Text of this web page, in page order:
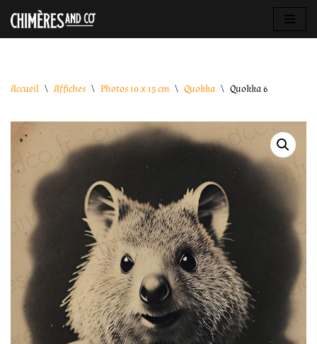
Aller
Accueil \ Affiches \ Photos 10 x 15 cm \ Quokka \ Quokka 6